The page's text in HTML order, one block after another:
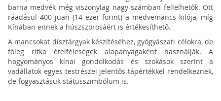
barna medvék még viszonylag nagy számban fellelhetők. Ott
ráadásul 400 jüan (14 ezer forint) a medvemancs kilója, míg
Kínában ennek a húszszorosáért is értékesíthető.
A mancsokat dísztárgyak készítéséhez, gyógyászati célokra, de
főleg ritka ételféleségek alapanyagaként használják. A
hagyományos kínai gondolkodás és szokások szerint a
vadállatok egyes testrészei jelentős tápértékkel rendelkeznek,
de fogyasztásuk státusszimbólum is.